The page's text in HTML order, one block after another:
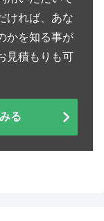
ければ、あな
かを知る事が
見積もりも可
る